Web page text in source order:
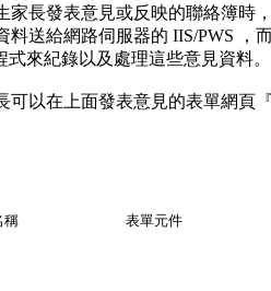
家長發表意見或反映的聯絡簿時
料送給網路伺服器的 IIS/PWS ，
來紀錄以及處理這些意見資料。
以在上面發表意見的表單網頁『
稱 表單元件